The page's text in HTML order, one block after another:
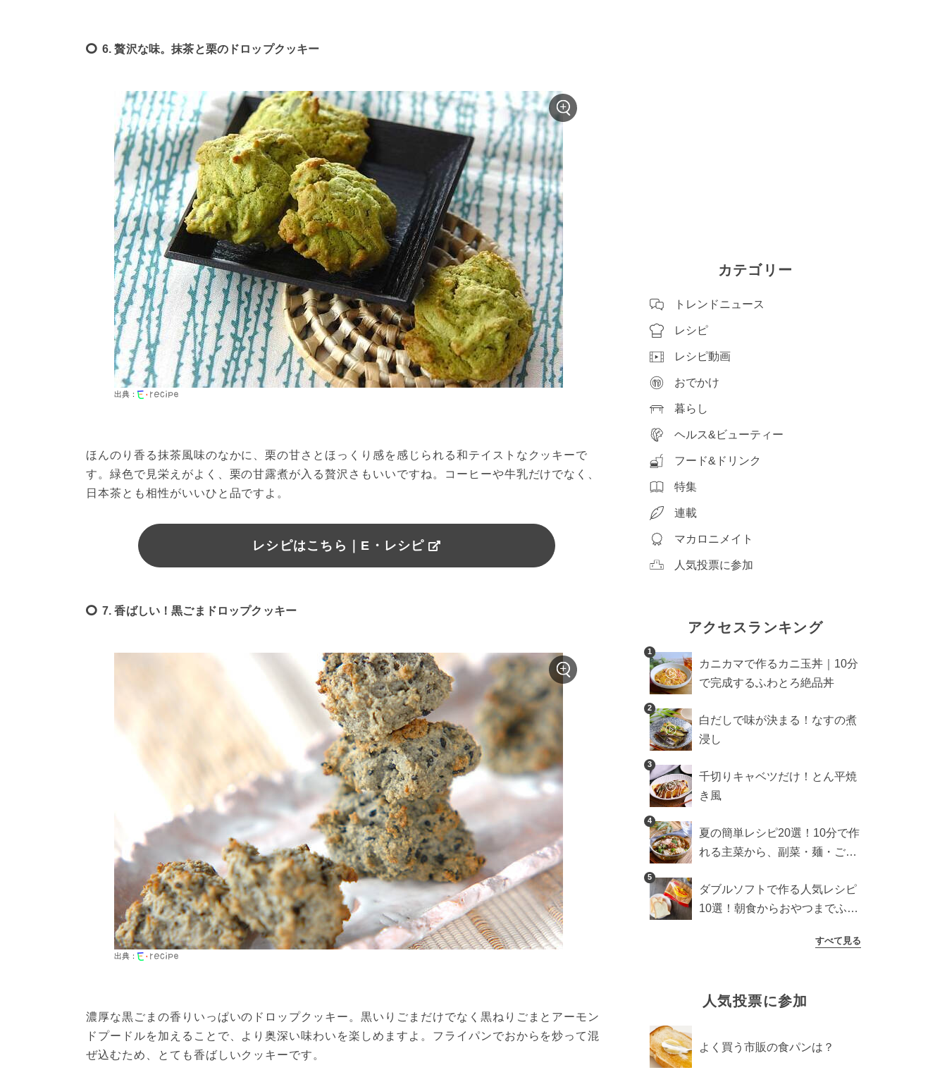
6. 贅沢な味。抹茶と栗のドロップクッキー
出典：
ほんのり香る抹茶風味のなかに、栗の甘さとほっくり感を感じられる和テイストなクッキーで
す。緑色で見栄えがよく、栗の甘露煮が入る贅沢さもいいですね。コーヒーや牛乳だけでなく、
日本茶とも相性がいいひと品ですよ。
レシピはこちら｜E・レシピ
7. 香ばしい！黒ごまドロップクッキー
出典：
濃厚な黒ごまの香りいっぱいのドロップクッキー。黒いりごまだけでなく黒ねりごまとアーモン
ドプードルを加えることで、より奥深い味わいを楽しめますよ。フライパンでおからを炒って混
ぜ込むため、とても香ばしいクッキーです。
カテゴリー
トレンドニュース
レシピ
レシピ動画
おでかけ
暮らし
ヘルス&ビューティー
フード&ドリンク
特集
連載
マカロニメイト
人気投票に参加
アクセスランキング
1
カニカマで作るカニ玉丼｜10分
で完成するふわとろ絶品丼
2
白だしで味が決まる！なすの煮
浸し
3
千切りキャベツだけ！とん平焼
き風
4
夏の簡単レシピ20選！10分で作
れる主菜から、副菜・麺・ごは
5
ダブルソフトで作る人気レシピ
10選！朝食からおやつまでふん
すべて見る
人気投票に参加
よく買う市販の食パンは？